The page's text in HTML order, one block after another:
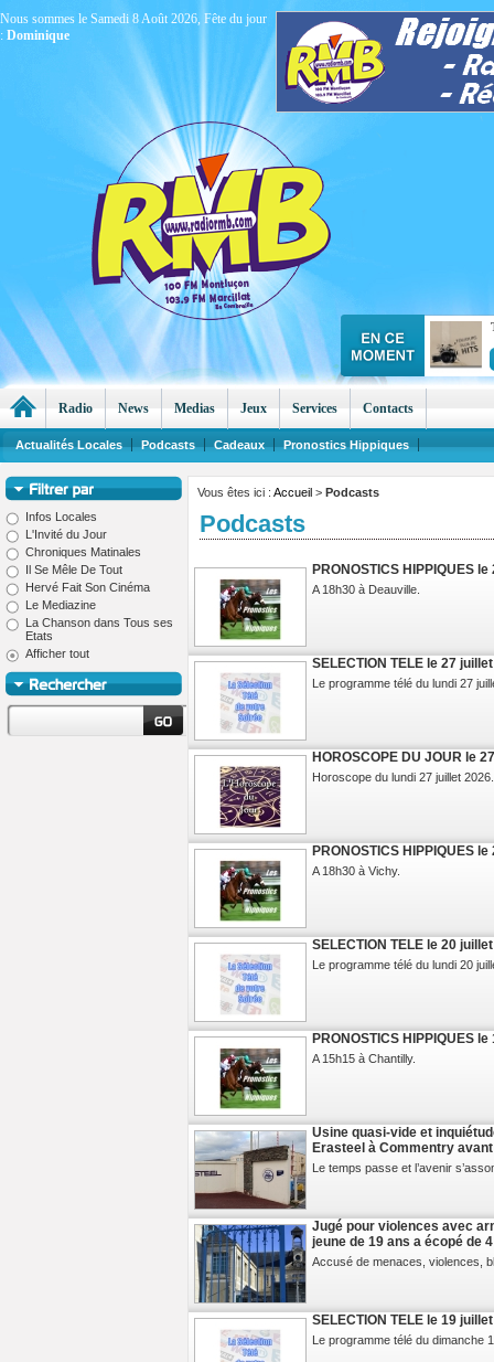
Vous êtes ici : Accueil > Podcasts
Podcasts
PRONOSTICS HIPPIQUES
A 18h30 à Deauville.
SELECTION TELE le 27
Le programme télé du lundi 27
HOROSCOPE DU JOUR le
Horoscope du lundi 27 juillet 2026.
PRONOSTICS HIPPIQUES
A 18h30 à Vichy.
SELECTION TELE le 20
Le programme télé du lundi 20
PRONOSTICS HIPPIQUES
A 15h15 à Chantilly.
Usine quasi-vide et
Erasteel à Commentry
Le temps passe et l’avenir
Jugé pour violences avec
jeune de 19 ans a écopé de
Accusé de menaces, violences,
SELECTION TELE le 19
Le programme télé du dimanche
Infos Locales
L'Invité du Jour
Chroniques Matinales
Il Se Mêle De Tout
Hervé Fait Son Cinéma
Le Mediazine
La Chanson dans Tous ses
Etats
Afficher tout
Radio News Medias Jeux Services Contacts
Actualités Locales Podcasts Cadeaux Pronostics Hippiques
Nous sommes le Samedi 8 Août 2026, Fête du jour
: Dominique